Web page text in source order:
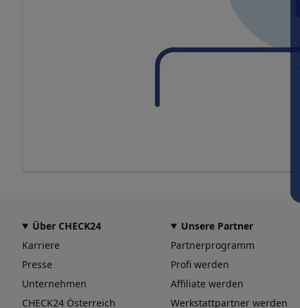
Über CHECK24
Karriere
Presse
Unternehmen
CHECK24 Österreich
Unsere Partner
Partnerprogramm
Profi werden
Affiliate werden
Werkstattpartner werden